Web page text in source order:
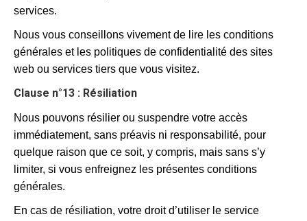
services.
Nous vous conseillons vivement de lire les conditions
générales et les politiques de confidentialité des sites
web ou services tiers que vous visitez.
Clause n°13 : Résiliation
Nous pouvons résilier ou suspendre votre accès
immédiatement, sans préavis ni responsabilité, pour
quelque raison que ce soit, y compris, mais sans s’y
limiter, si vous enfreignez les présentes conditions
générales.
En cas de résiliation, votre droit d’utiliser le service